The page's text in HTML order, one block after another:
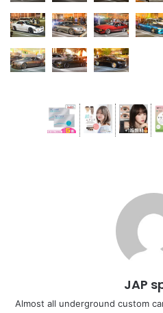
JAP
Almost all underground custom